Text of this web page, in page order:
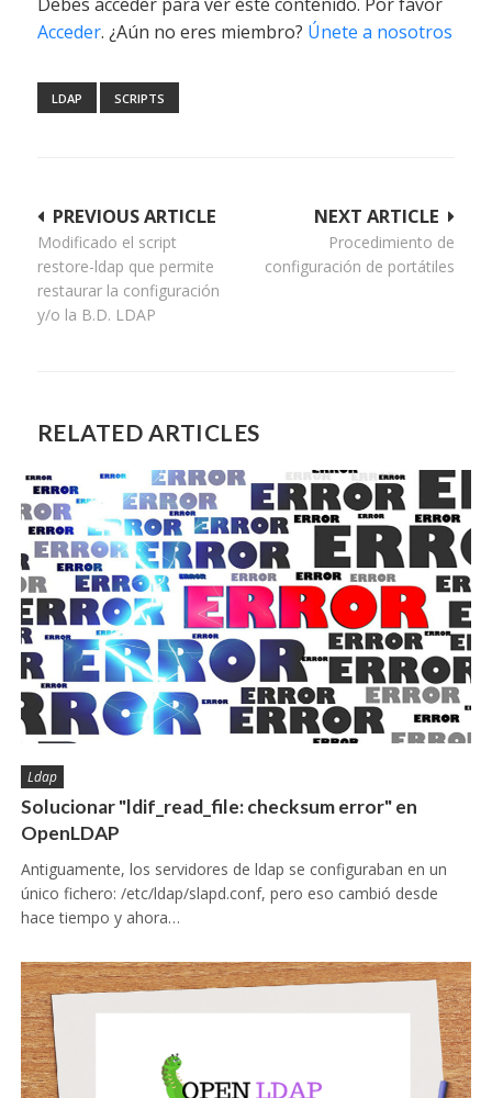
Debes acceder para ver éste contenido. Por favor
Acceder. ¿Aún no eres miembro? Únete a nosotros
LDAP SCRIPTS
Navegación
de
entradas
NEXT ARTICLE
Procedimiento de
configuración de portátiles
PREVIOUS ARTICLE
Modificado el script
restore-ldap que permite
restaurar la configuración
y/o la B.D. LDAP
RELATED ARTICLES
Ldap
Solucionar "ldif_read_file: checksum error" en
OpenLDAP
Antiguamente, los servidores de ldap se configuraban en un
único fichero: /etc/ldap/slapd.conf, pero eso cambió desde
hace tiempo y ahora…